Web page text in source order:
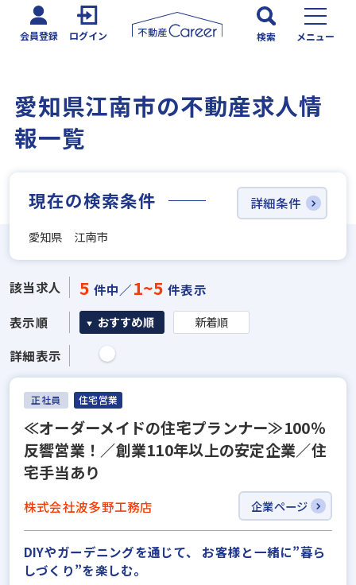
会員登録 ログイン 検索 メニュー
愛知県江南市の不動産求人情
報一覧
現在の検索条件
愛知県 江南市
詳細条件
該当求人 5 件中／1~5 件表示
表示順
おすすめ順 新着順
詳細表示
正社員 住宅営業
≪オーダーメイドの住宅プランナー≫100％
反響営業！／創業110年以上の安定企業／住
宅手当あり
株式会社波多野工務店 企業ページ
DIYやガーデニングを通じて、 お客様と一緒に”暮ら
しづくり”を楽しむ。